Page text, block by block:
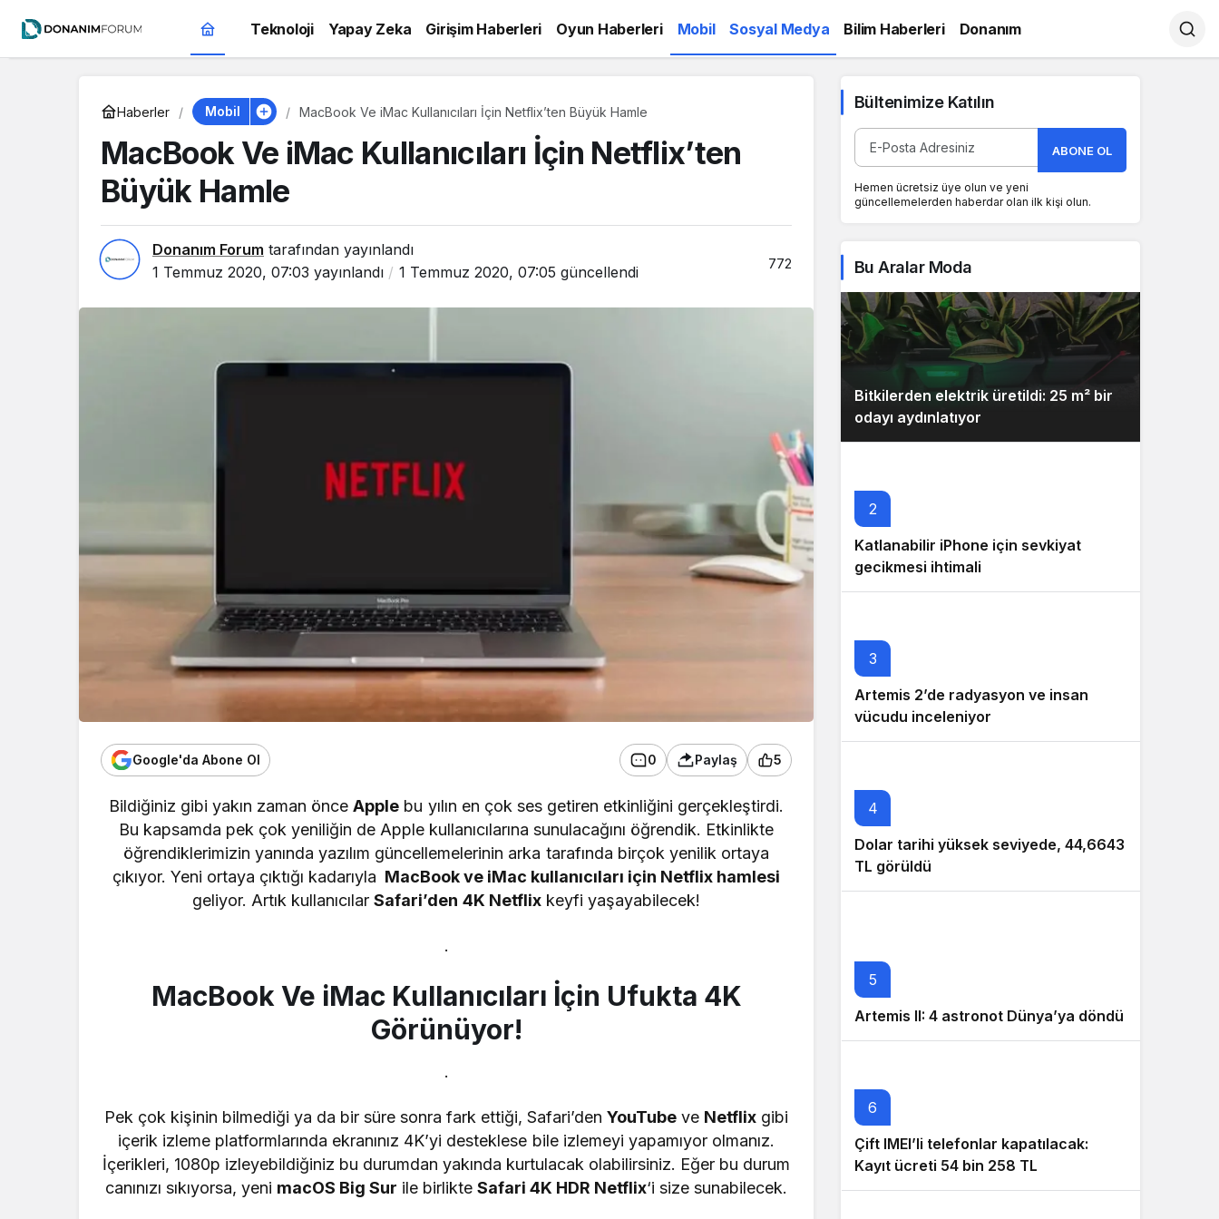
Teknoloji Yapay Zeka Girişim Haberleri Oyun Haberleri Mobil Sosyal Medya Bilim Haberleri Donanım
Haberler Mobil MacBook Ve iMac Kullanıcıları İçin Netflix’ten Büyük Hamle
MacBook Ve iMac Kullanıcıları İçin Netflix’ten
Büyük Hamle
Donanım Forum tarafından yayınlandı
1 Temmuz 2020, 07:03 yayınlandı 1 Temmuz 2020, 07:05 güncellendi 772
Google'da Abone Ol 0 Paylaş 5
Bildiğiniz gibi yakın zaman önceApple bu yılın en çok ses getiren etkinliğini gerçekleştirdi.
Bu kapsamda pek çok yeniliğin de Apple kullanıcılarına sunulacağını öğrendik. Etkinlikte
öğrendiklerimizin yanında yazılım güncellemelerinin arka tarafında birçok yenilik ortaya
çıkıyor. Yeni ortaya çıktığı kadarıyla MacBook ve iMac kullanıcıları için Netflix hamlesi
geliyor. Artık kullanıcılarSafari’den 4K Netflixkeyfi yaşayabilecek!
.
MacBook Ve iMac Kullanıcıları İçin Ufukta 4K
Görünüyor!
.
Pek çok kişinin bilmediği ya da bir süre sonra fark ettiği, Safari’denYouTube ve Netflix gibi
içerik izleme platformlarında ekranınız 4K’yi desteklese bile izlemeyi yapamıyor olmanız.
İçerikleri, 1080p izleyebildiğiniz bu durumdan yakında kurtulacak olabilirsiniz. Eğer bu durum
canınızı sıkıyorsa, yeni macOS Big Sur ile birlikteSafari 4K HDR Netflix‘i size sunabilecek.
Bültenimize Katılın
ABONE OL
Hemen ücretsiz üye olun ve yeni
güncellemelerden haberdar olan ilk kişi olun.
Bu Aralar Moda
Bitkilerden elektrik üretildi: 25 m² bir
odayı aydınlatıyor
2
Katlanabilir iPhone için sevkiyat
gecikmesi ihtimali
3
Artemis 2’de radyasyon ve insan
vücudu inceleniyor
4
Dolar tarihi yüksek seviyede, 44,6643
TL görüldü
5
Artemis II: 4 astronot Dünya’ya döndü
6
Çift IMEI’li telefonlar kapatılacak:
Kayıt ücreti 54 bin 258 TL